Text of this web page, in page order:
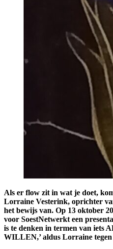
Als er flow zit in wat je doet,
Lorraine Vesterink, oprichter
het bewijs van. Op 13 oktober
voor SoestNetwerkt een
is te denken in termen van iets
WILLEN,’ aldus Lorraine tegen